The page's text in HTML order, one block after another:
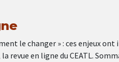
le changer » : ces enjeux ont
revue en ligne du CEATL.